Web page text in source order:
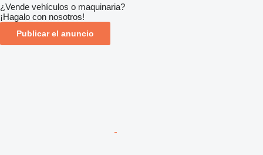
¿Vende vehículos o maquinaria?
¡Hagalo con nosotros!
Publicar el anuncio